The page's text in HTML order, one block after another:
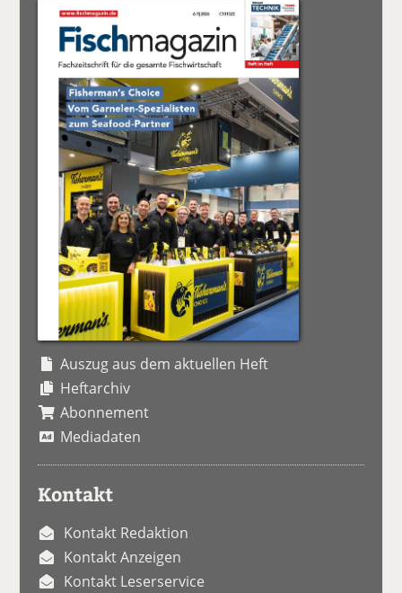
Auszug aus dem aktuellen Heft
Heftarchiv
Abonnement
Mediadaten
Kontakt
Kontakt Redaktion
Kontakt Anzeigen
Kontakt Leserservice